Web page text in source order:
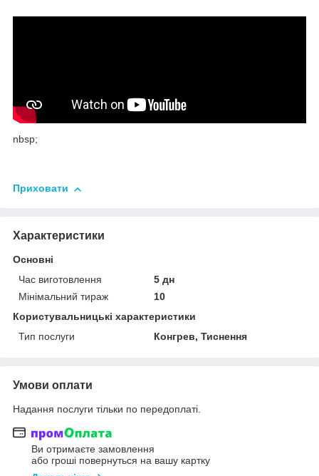
nbsp;
Приховати
Характеристики
Основні
Час виготовлення
5 дн
Мінімальний тираж
10
Користувальницькі характеристики
Тип послуги
Конгрев, Тиснення
Умови оплати
Надання послуги тільки по передоплаті.
Ви отримаєте замовлення
або гроші повернуться на вашу картку